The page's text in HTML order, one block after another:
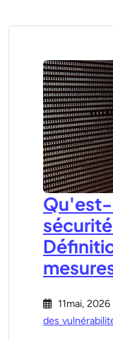
Qu'est-
11mai, 2026
des